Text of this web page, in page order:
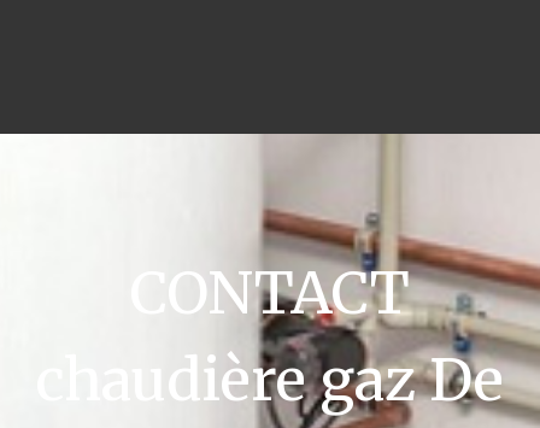
CONTACT
chaudière gaz De